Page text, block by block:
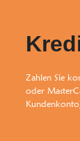
Zahlen Sie
oder